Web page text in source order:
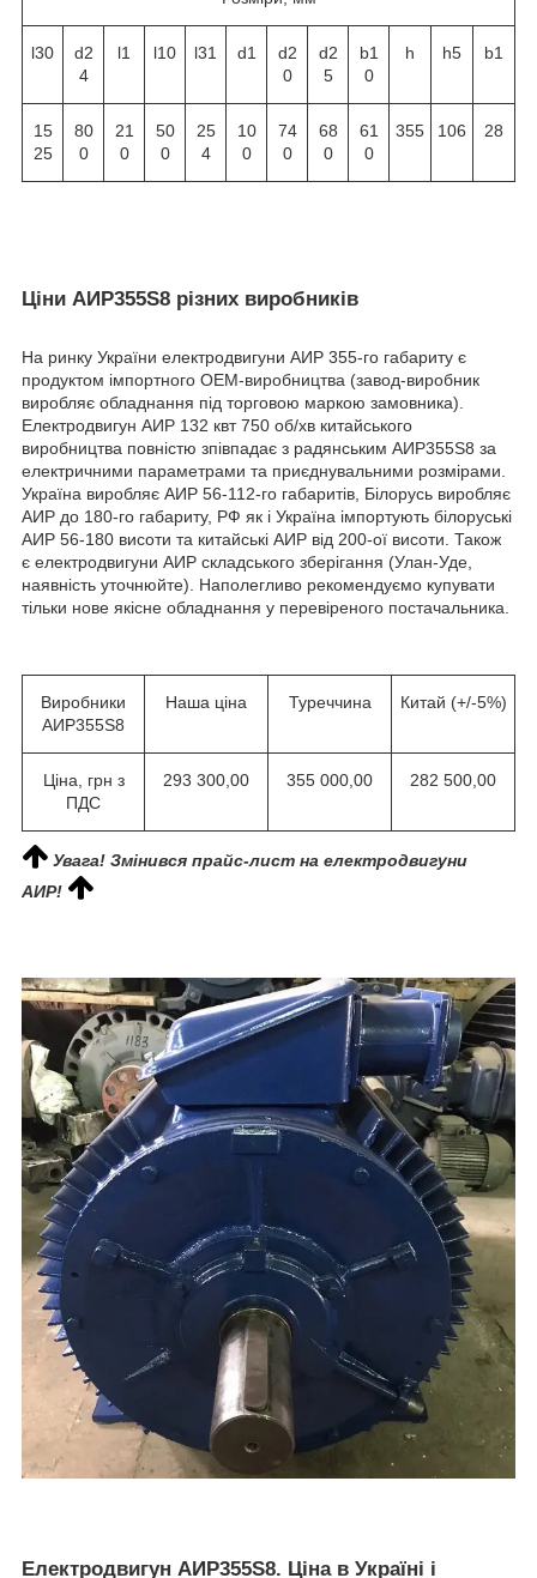
l30
d2
4
l1 l10 l31 d1
d2
0
d2
5
b1
0
h h5 b1
15
25
80
0
21
0
50
0
25
4
10
0
74
0
68
0
61
0
355 106 28
Ціни АИР355S8 різних виробників
На ринку України електродвигуни АИР 355-го габариту є
продуктом імпортного ОЕМ-виробництва (завод-виробник
виробляє обладнання під торговою маркою замовника).
Електродвигун АИР 132 квт 750 об/хв китайського
виробництва повністю зпівпадає з радянським АИР355S8 за
електричними параметрами та приєднувальними розмірами.
Україна виробляє АИР 56-112-го габаритів, Білорусь виробляє
АИР до 180-го габариту, РФ як і Україна імпортують білоруські
АИР 56-180 висоти та китайські АИР від 200-ої висоти. Також
є електродвигуни АИР складського зберігання (Улан-Уде,
наявність уточнюйте). Наполегливо рекомендуємо купувати
тільки нове якісне обладнання у перевіреного постачальника.
Виробники
АИР355S8
Наша ціна Туреччина Китай (+/-5%)
Ціна, грн з
ПДС
293 300,00 355 000,00 282 500,00
Увага! Змінився прайс-лист на електродвигуни
АИР!
Електродвигун АИР355S8. Ціна в Україні і